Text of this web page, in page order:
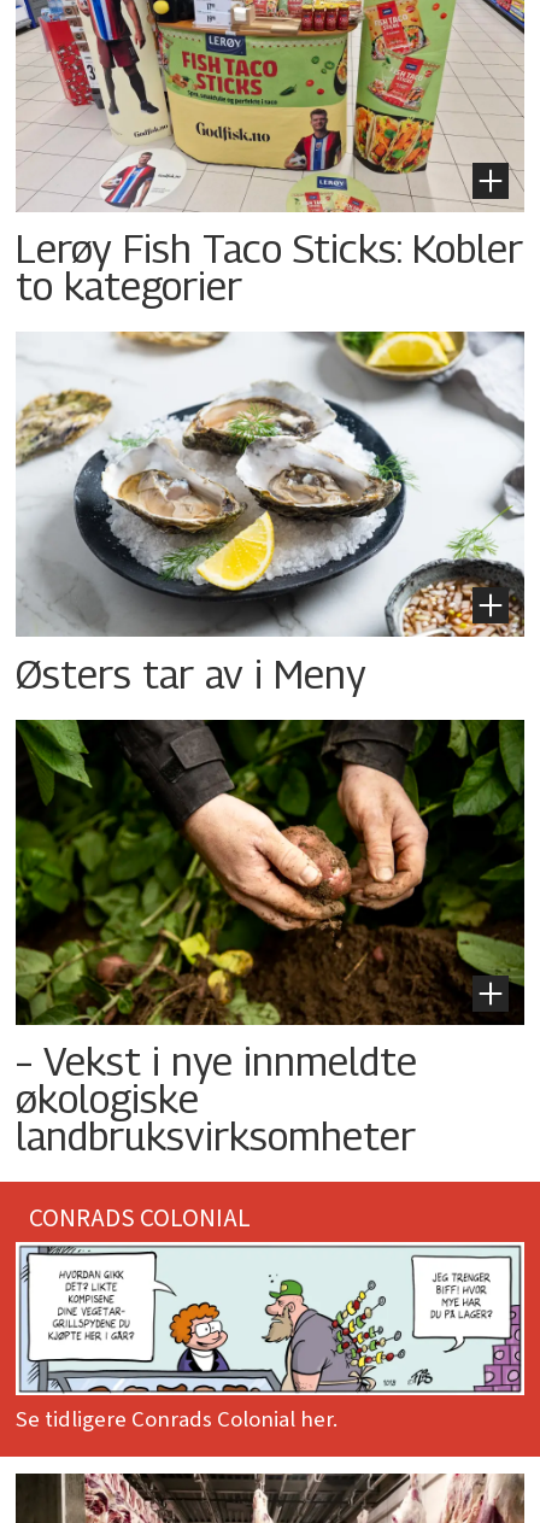
Lerøy Fish Taco Sticks: Kobler
to kategorier
Østers tar av i Meny
– Vekst i nye innmeldte
økologiske
landbruksvirksomheter
CONRADS COLONIAL
Se tidligere Conrads Colonial her.